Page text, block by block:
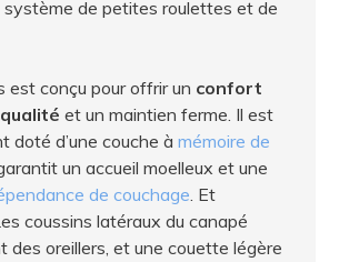
système de petites roulettes et de
est conçu pour offrir un confort
et un maintien ferme. Il est
doté d’une couche à mémoire de
un accueil moelleux et une
de couchage. Et
coussins latéraux du canapé
des oreillers, et une couette légère